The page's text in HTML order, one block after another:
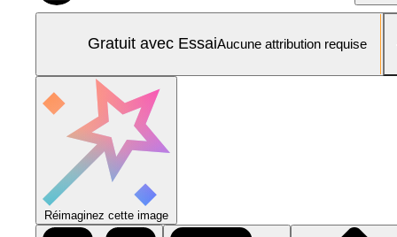
Gratuit avec EssaiAucune attribution requise
Réimaginez cette image